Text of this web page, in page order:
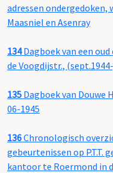
adressen
Maasniel en Asenray
134Dagboek van een
de Voogdijstr.,
135 Dagboek van Douwe
06-1945
136Chronologisch
gebeurtenissen op P.T.T.
kantoor te Roermond in